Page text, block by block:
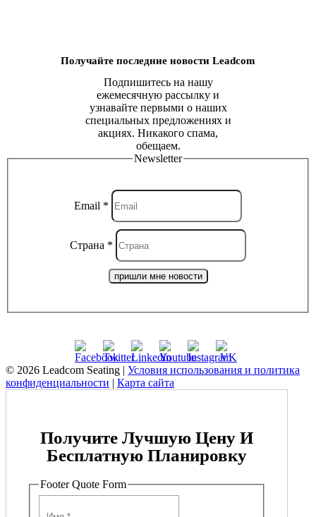
Получайте последние новости Leadcom
Подпишитесь на нашу
ежемесячную рассылку и
узнавайте первыми о наших
специальных предложениях и
акциях. Никакого спама,
обещаем.
Newsletter
Email *
Страна *
пришли мне новости
© 2026 Leadcom Seating | Условия использования и политика
конфиденциальности
Карта сайта
Получите Лучшую Цену И
Бесплатную Планировку
Footer Quote Form